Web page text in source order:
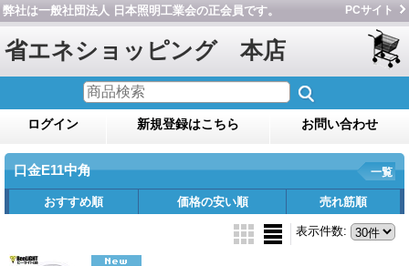
弊社は一般社団法人 日本照明工業会の正会員です。 PCサイト
省エネショッピング 本店
ログイン 新規登録はこちら お問い合わせ
口金E11中角 一覧
おすすめ順 価格の安い順 売れ筋順
表示件数: